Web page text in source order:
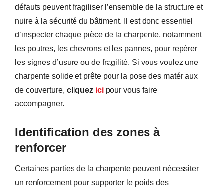
défauts peuvent fragiliser l’ensemble de la structure et
nuire à la sécurité du bâtiment. Il est donc essentiel
d’inspecter chaque pièce de la charpente, notamment
les poutres, les chevrons et les pannes, pour repérer
les signes d’usure ou de fragilité. Si vous voulez une
charpente solide et prête pour la pose des matériaux
de couverture, cliquez ici pour vous faire
accompagner.
Identification des zones à
renforcer
Certaines parties de la charpente peuvent nécessiter
un renforcement pour supporter le poids des